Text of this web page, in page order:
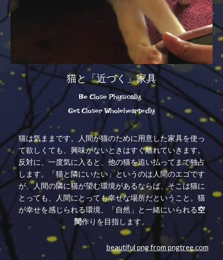
猫と「近づく」家具
Be Close Physically,
Get Closer Wholeheartedly
猫は気ままです。人間が猫のために用意した家具を使っ
て欲しくても、興味がないときはすぐ離れていきます。
反対に、一度気に入ると、他の猫を追い払ってまで独占
します。「猫と隣にいたい」というのは人間のエゴです
が、人間の隣に猫が望む環境があるならば、そこは猫に
とっても、人間にとっても幸せな場所だということ。猫
が幸せを感じられる環境、「自然」と一緒にいられる空
間作りを目指します。
beautiful png from pngtree.com